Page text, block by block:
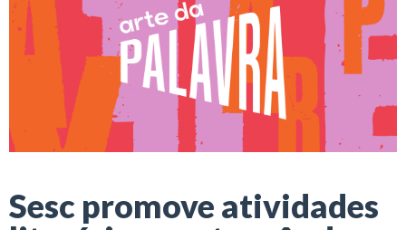
Sesc promove atividades